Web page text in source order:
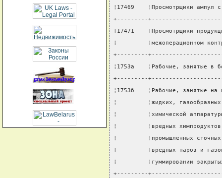
¦17469    ¦Просмотрщики
+---------
¦17471    ¦Просмотрщики
¦
+---------
¦1753а    ¦Рабочие,
+---------
¦1753б    ¦Рабочие, занятые на
¦         ¦жидких,
¦         ¦химической
¦         ¦вредных
¦         ¦промышленных
¦         ¦вредных паров и
¦         ¦гуммировании
+---------